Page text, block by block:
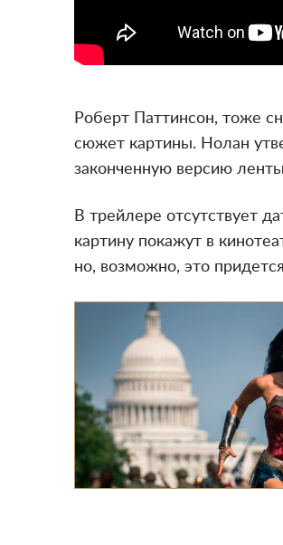
Роберт Паттинсон, тоже
сюжет картины. Нолан
законченную версию
В трейлере отсутствует
картину покажут в
но, возможно, это